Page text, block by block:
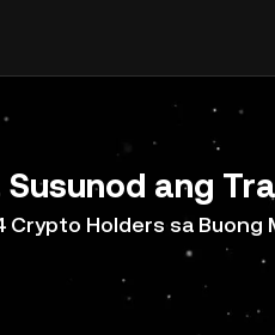
ang
Crypto Holders sa Buong